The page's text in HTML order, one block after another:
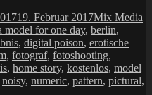
19. Februar 2017Kategorien
Mix Media
model for one day, berlin,
, digital poison, erotische
, fotograf, fotoshooting,
, home story, kostenlos, model
noisy, numeric, pattern, pictural,